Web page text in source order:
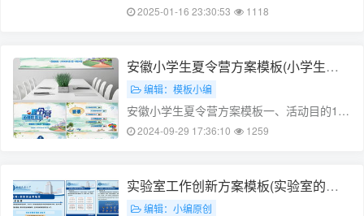
背景随着社会的发展，教育事业日益繁荣，
一个宣讲团队，负责宣传学校的优势特色，
为学校发展营造良好的社会环境。二、团
队……
2025-01-16 23:30:53 1118
安徽小学生夏令营方案模板(小学生高
校夏令营)
编辑：模板小编
安徽小学生夏令营方案模板一、活动目的1.
增强小学生团队合作精神，提高团队协作能
践能力4. 增进小学生之间的友谊，形成良好
的团队氛围二、活……
2024-09-29 17:36:10 1259
实验室工作创新方案模板(实验室的创
新有哪些)
编辑：小编原创